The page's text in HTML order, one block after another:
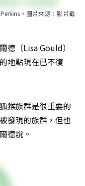
。圖片來源：影片截
德（Lisa Gould）
地點現在已不復
猴族群是很重要的
發現的族群，但也
德說。